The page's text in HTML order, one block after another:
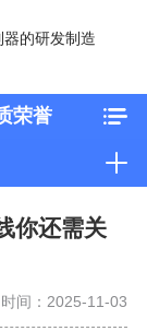
器的研发制造
荣誉
你还需关
时间：2025-11-03